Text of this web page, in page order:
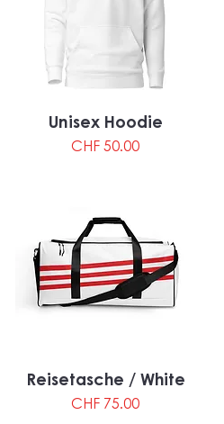
Unisex Hoodie
Preis
CHF 50.00
Reisetasche / White
Preis
CHF 75.00